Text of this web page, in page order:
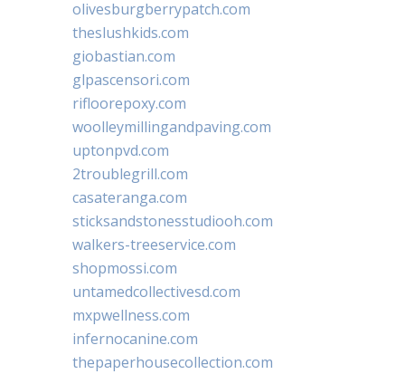
olivesburgberrypatch.com
theslushkids.com
giobastian.com
glpascensori.com
rifloorepoxy.com
woolleymillingandpaving.com
uptonpvd.com
2troublegrill.com
casateranga.com
sticksandstonesstudiooh.com
walkers-treeservice.com
shopmossi.com
untamedcollectivesd.com
mxpwellness.com
infernocanine.com
thepaperhousecollection.com